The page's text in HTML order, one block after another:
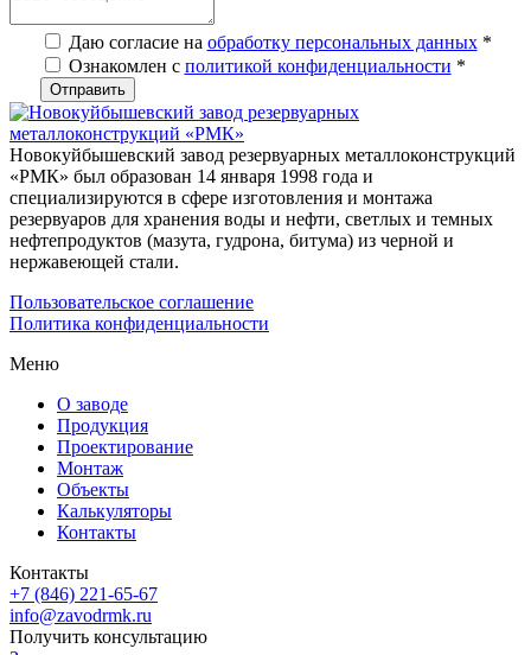
Даю согласие на обработку персональных данных*
Ознакомлен с политикой конфиденциальности *
Новокуйбышевский завод резервуарных металлоконструкций
«РМК» был образован 14 января 1998 года и
специализируются в сфере изготовления и монтажа
резервуаров для хранения воды и нефти, светлых и темных
нефтепродуктов (мазута, гудрона, битума) из черной и
нержавеющей стали.
Пользовательское соглашение
Политика конфиденциальности
Меню
О заводе
Продукция
Проектирование
Монтаж
Объекты
Калькуляторы
Контакты
Контакты
+7 (846) 221-65-67
info@zavodrmk.ru
Получить консультацию